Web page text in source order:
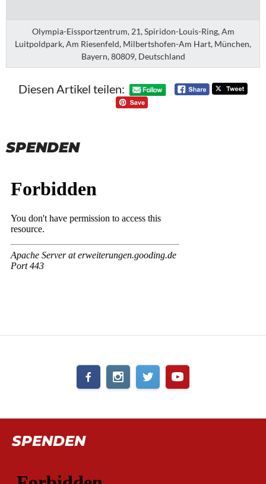
Olympia-Eissportzentrum, 21, Spiridon-Louis-Ring, Am
Luitpoldpark, Am Riesenfeld, Milbertshofen-Am Hart, München,
Bayern, 80809, Deutschland
Diesen Artikel teilen:
SPENDEN
SPENDEN